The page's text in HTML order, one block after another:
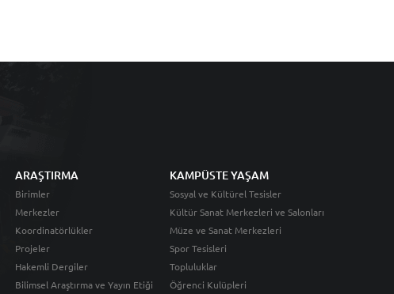
ARAŞTIRMA
Birimler
Merkezler
Koordinatörlükler
Projeler
Hakemli Dergiler
Bilimsel Araştırma ve Yayın Etiği
KAMPÜSTE YAŞAM
Sosyal ve Kültürel Tesisler
Kültür Sanat Merkezleri ve Salonları
Müze ve Sanat Merkezleri
Spor Tesisleri
Topluluklar
Öğrenci Kulüpleri